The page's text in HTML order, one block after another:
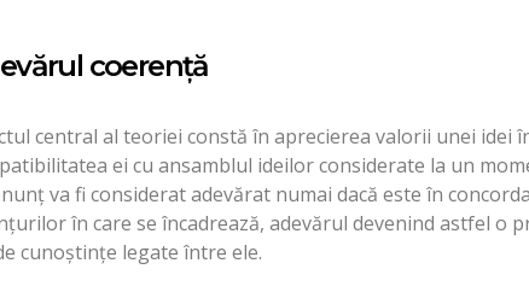
coerenţă
central al teoriei constă în aprecierea valorii unei idei
ei cu ansamblul ideilor considerate la un
va fi considerat adevărat numai dacă este în
în care se încadrează, adevărul devenind astfel o
cunoştinţe legate între ele.